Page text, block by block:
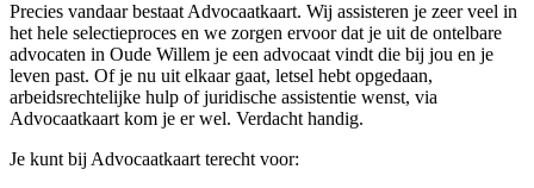
Precies vandaar bestaat Advocaatkaart. Wij assisteren je zeer veel in
het hele selectieproces en we zorgen ervoor dat je uit de ontelbare
advocaten in Oude Willem je een advocaat vindt die bij jou en je
leven past. Of je nu uit elkaar gaat, letsel hebt opgedaan,
arbeidsrechtelijke hulp of juridische assistentie wenst, via
Advocaatkaart kom je er wel. Verdacht handig.
Je kunt bij Advocaatkaart terecht voor: